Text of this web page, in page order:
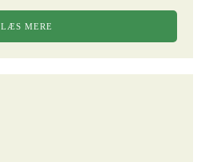
LÆS MERE